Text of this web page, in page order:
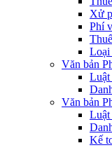
Xử
Phí
Loại
Văn bản
Luật
Văn bản
Luật
Kế